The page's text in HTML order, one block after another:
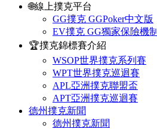
🌐線上撲克平台
GG撲克 GGPoker中文版
EV撲克 GG獨家保險機制
🏆撲克錦標賽介紹
WSOP世界撲克系列賽
WPT世界撲克巡迴賽
APL亞洲撲克聯盟盃
APT亞洲撲克巡迴賽
德州撲克新聞
德州撲克新聞